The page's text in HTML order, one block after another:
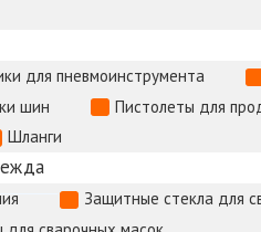
для пневмоинструмента
шин
Пистолеты для
Шланги
Защитные стекла для